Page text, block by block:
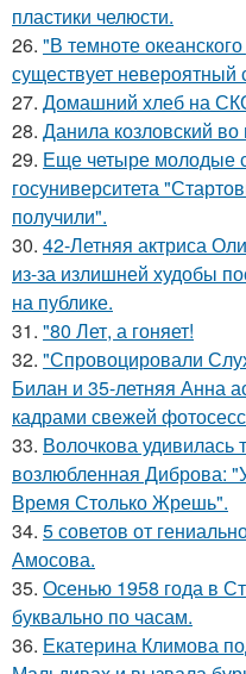
пластики челюсти.
26. "В темноте
существует невероятный
27. Домашний хлеб на
28. Данила козловский во
29. Еще четыре молодые
госуниверситета
получили".
30. 42-Летняя актриса
из-за излишней худобы
на публике.
31. "80 Лет, а гоняет!
32. "Спровоцировали
Билан и 35-летняя Анна
кадрами свежей
33. Волочкова удивилась
возлюбленная Диброва:
Время Столько Жрешь".
34. 5 советов от
Амосова.
35. Осенью 1958 года в
буквально по часам.
36. Екатерина Климова